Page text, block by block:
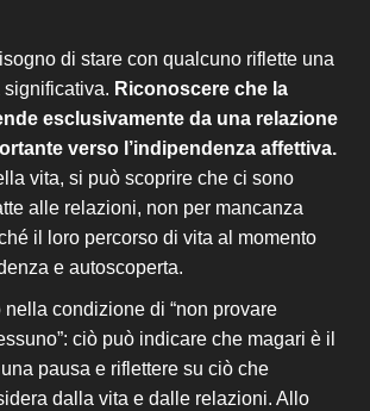
di stare con qualcuno riflette una
significativa. Riconoscere che la
esclusivamente da una relazione
verso l’indipendenza affettiva.
vita, si può scoprire che ci sono
alle relazioni, non per mancanza
il loro percorso di vita al momento
e autoscoperta.
condizione di “non provare
ciò può indicare che magari è il
pausa e riflettere su ciò che
dalla vita e dalle relazioni. Allo